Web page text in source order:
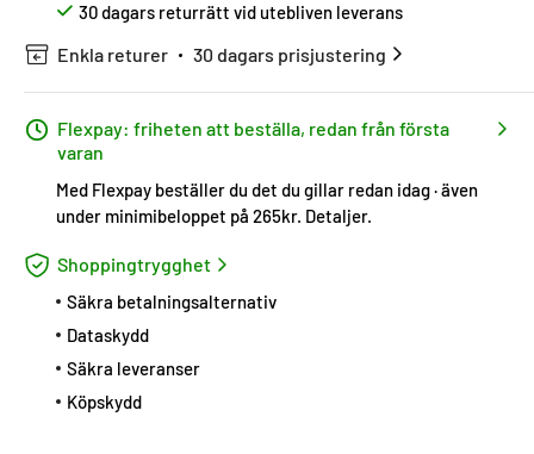
30 dagars returrätt vid utebliven leverans
Enkla returer 30 dagars prisjustering
Flexpay: friheten att beställa, redan från första
varan
Med Flexpay beställer du det du gillar redan idag · även
under minimibeloppet på 265kr. Detaljer.
Shoppingtrygghet
Säkra betalningsalternativ
Dataskydd
Säkra leveranser
Köpskydd